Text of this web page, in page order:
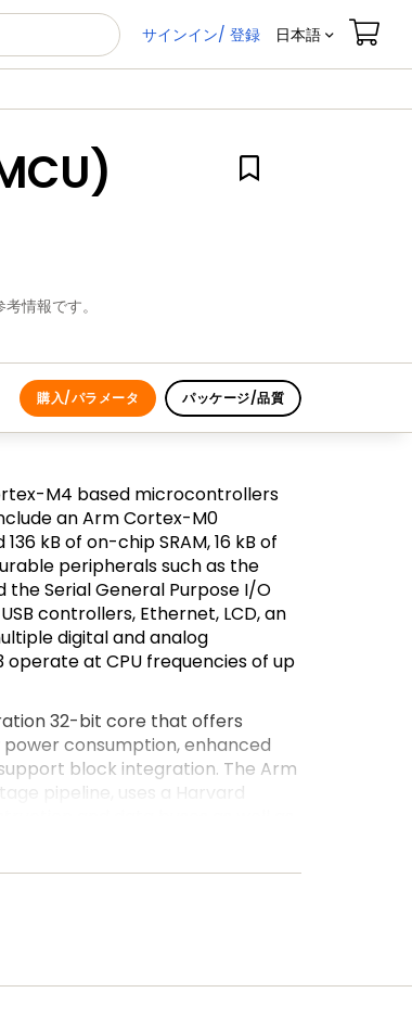
サインイン/ 登録 日本語
情報です。
購入/パラメータ パッケージ/品質
M4 based microcontrollers
an Arm Cortex-M0
kB of on-chip SRAM, 16 kB of
peripherals such as the
Serial General Purpose I/O
controllers, Ethernet, LCD, an
digital and analog
at CPU frequencies of up
32-bit core that offers
consumption, enhanced
block integration. The Arm
pipeline, uses a Harvard
an internal prefetch unit that
instructions. A hardware
in the core.